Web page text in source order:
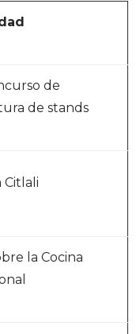
de
de stands
Citlali
la Cocina